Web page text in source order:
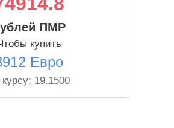
ПМР
купить
Евро
курсу: 19.1500